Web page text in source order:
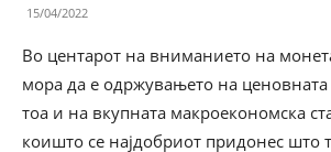
15/04/2022
Во центарот на вниманието на
мора да е одржувањето на ценовната
тоа и на вкупната макроекономска
коишто се најдобриот придонес што